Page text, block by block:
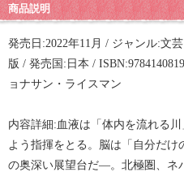
商品説明
発売日:2022年11月 / ジャンル:文
版 / 発売国:日本 /
ョナサン・ライスマン
内容詳細:血液は「体内を流れる
よう指揮をとる。脳は「自分だ
の奥深い展望台だ―。北極圏、ネ